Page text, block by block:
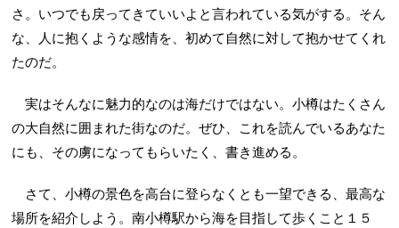
さ。いつでも戻ってきていいよと言われている気がする。そん
な、人に抱くような感情を、初めて自然に対して抱かせてくれ
たのだ。
実はそんなに魅力的なのは海だけではない。小樽はたくさん
の大自然に囲まれた街なのだ。ぜひ、これを読んでいるあなた
にも、その虜になってもらいたく、書き進める。
さて、小樽の景色を高台に登らなくとも一望できる、最高な
場所を紹介しよう。南小樽駅から海を目指して歩くこと１５